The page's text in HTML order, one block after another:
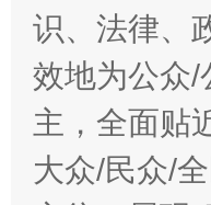
识、法律、
效地为公众/
主，全面贴
大众/民众/